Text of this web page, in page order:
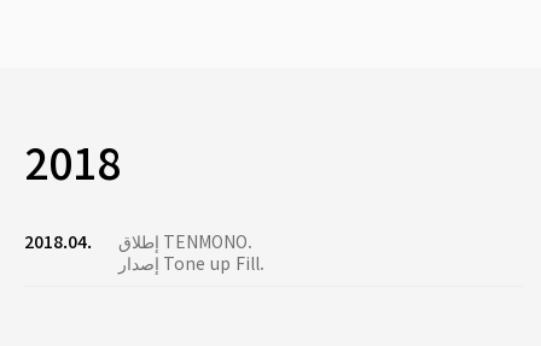
2018
2018.04.
إطلاق TENMONO.
إصدار Tone up Fill.